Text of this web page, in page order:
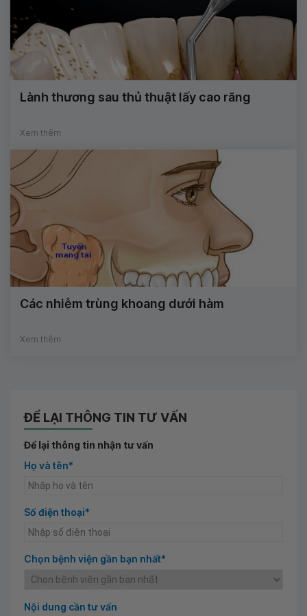
Lành thương sau thủ thuật lấy cao răng
Xem thêm
Các nhiễm trùng khoang dưới hàm
Xem thêm
ĐỂ LẠI THÔNG TIN TƯ VẤN
Để lại thông tin nhận tư vấn
Họ và tên*
Số điện thoại*
Chọn bệnh viện gần bạn nhất*
Nội dung cần tư vấn